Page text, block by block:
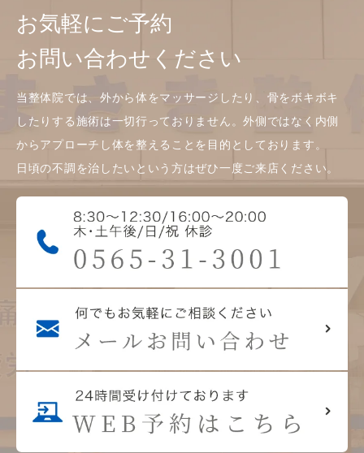
お気軽にご予約
お問い合わせください
当整体院では、外から体をマッサージしたり、骨をボキボキ
したりする施術は一切行っておりません。外側ではなく内側
からアプローチし体を整えることを目的としております。
日頃の不調を治したいという方はぜひ一度ご来店ください。